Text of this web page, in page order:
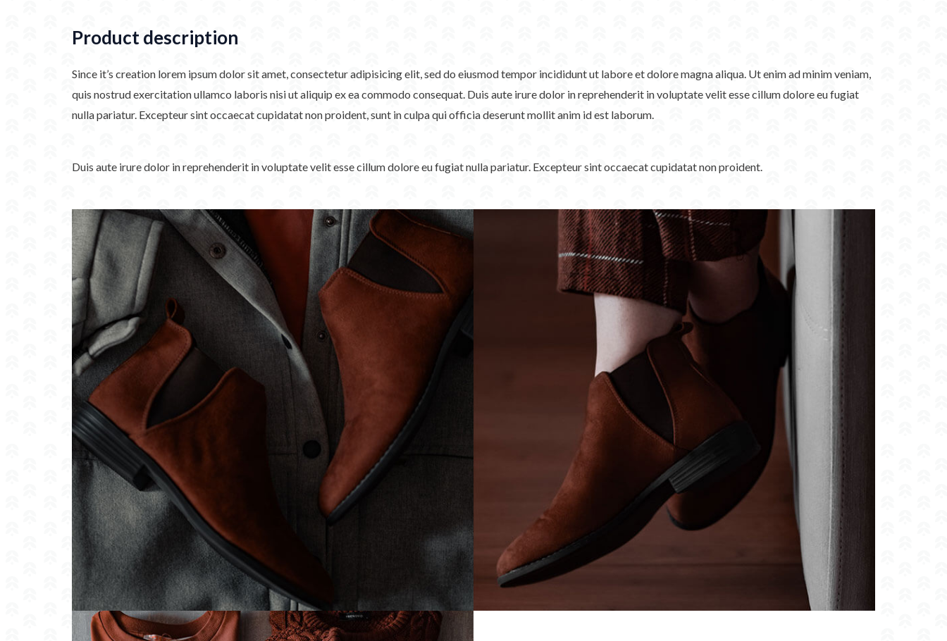
Product description
Since it’s creation lorem ipsum dolor sit amet, consectetur adipisicing elit, sed do eiusmod tempor incididunt ut labore et dolore magna aliqua. Ut enim ad minim veniam,
quis nostrud exercitation ullamco laboris nisi ut aliquip ex ea commodo consequat. Duis aute irure dolor in reprehenderit in voluptate velit esse cillum dolore eu fugiat
nulla pariatur. Excepteur sint occaecat cupidatat non proident, sunt in culpa qui officia deserunt mollit anim id est laborum.
Duis aute irure dolor in reprehenderit in voluptate velit esse cillum dolore eu fugiat nulla pariatur. Excepteur sint occaecat cupidatat non proident.